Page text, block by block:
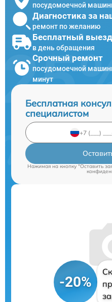
посудомоечной
Диагностика за
ремонт по желанию
Бесплатный
в день обращения
Срочный ремонт
посудомоечной
минут
Бесплатная
специалистом
Нажимая на кнопку "Оставить
-20%